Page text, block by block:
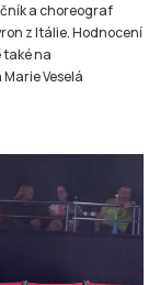
a choreograf
z Itálie. Hodnocení
na
Veselá